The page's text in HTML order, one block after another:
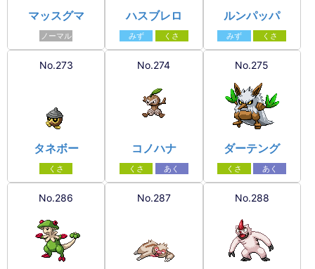
マッスグマ
ノーマル
ハスブレロ
みず くさ
ルンパッパ
みず くさ
No.273
タネボー
くさ
No.274
コノハナ
くさ あく
No.275
ダーテング
くさ あく
No.286 No.287 No.288